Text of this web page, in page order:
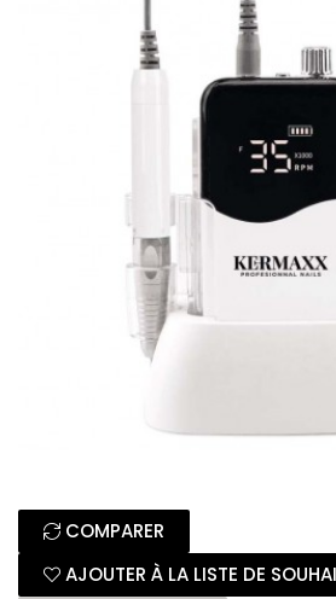
COMPARER
AJOUTER À LA LISTE DE